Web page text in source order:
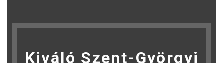
Kiváló Szent-Györgyi